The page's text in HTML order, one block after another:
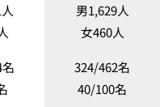
男1,629人
女460人
324/462名
40/100名